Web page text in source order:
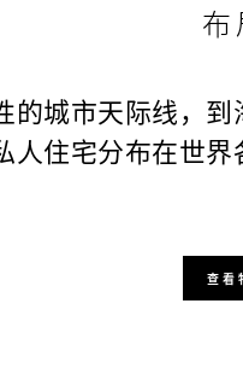
的城市天际线，
人住宅分布在世界
查看